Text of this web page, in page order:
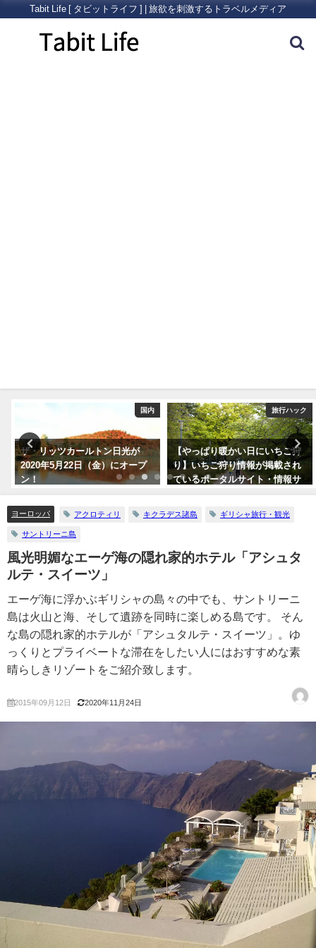
Tabit Life [ タビットライフ ] | 旅欲を刺激するトラベルメディア
国内
ザ・リッツカールトン日光が
2020年5月22日（金）にオープ
ン！
旅行ハック
【やっぱり暖かい日にいちご狩
り】いちご狩り情報が掲載され
ているポータルサイト・情報サ
イトまとめ5つ
ヨーロッパ アクロティリ キクラデス諸島 ギリシャ旅行・観光
サントリーニ島
風光明媚なエーゲ海の隠れ家的ホテル「アシュタ
ルテ・スイーツ」
エーゲ海に浮かぶギリシャの島々の中でも、サントリーニ
島は火山と海、そして遺跡を同時に楽しめる島です。 そん
な島の隠れ家的ホテルが「アシュタルテ・スイーツ」。ゆ
っくりとプライベートな滞在をしたい人にはおすすめな素
晴らしきリゾートをご紹介致します。
2015年09月12日 2020年11月24日